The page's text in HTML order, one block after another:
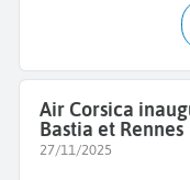
Air Corsica
Bastia et Rennes
27/11/2025